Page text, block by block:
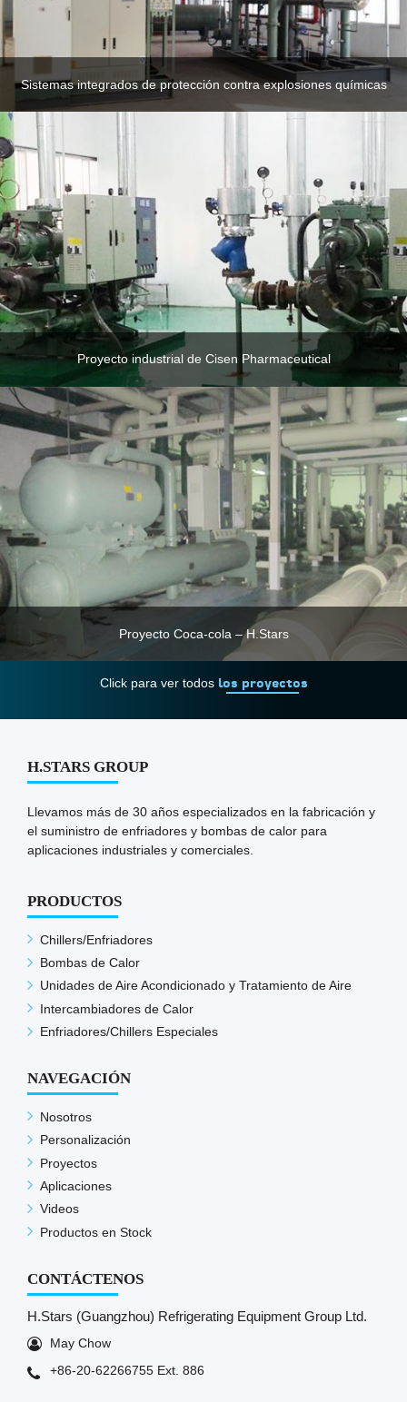
Sistemas integrados de protección contra explosiones químicas
Proyecto industrial de Cisen Pharmaceutical
Proyecto Coca-cola – H.Stars
Click para ver todos los proyectos
H.STARS GROUP
Llevamos más de 30 años especializados en la fabricación y
el suministro de enfriadores y bombas de calor para
aplicaciones industriales y comerciales.
PRODUCTOS
Chillers/Enfriadores
Bombas de Calor
Unidades de Aire Acondicionado y Tratamiento de Aire
Intercambiadores de Calor
Enfriadores/Chillers Especiales
NAVEGACIÓN
Nosotros
Personalización
Proyectos
Aplicaciones
Videos
Productos en Stock
CONTÁCTENOS
H.Stars (Guangzhou) Refrigerating Equipment Group Ltd.
May Chow
+86-20-62266755 Ext. 886